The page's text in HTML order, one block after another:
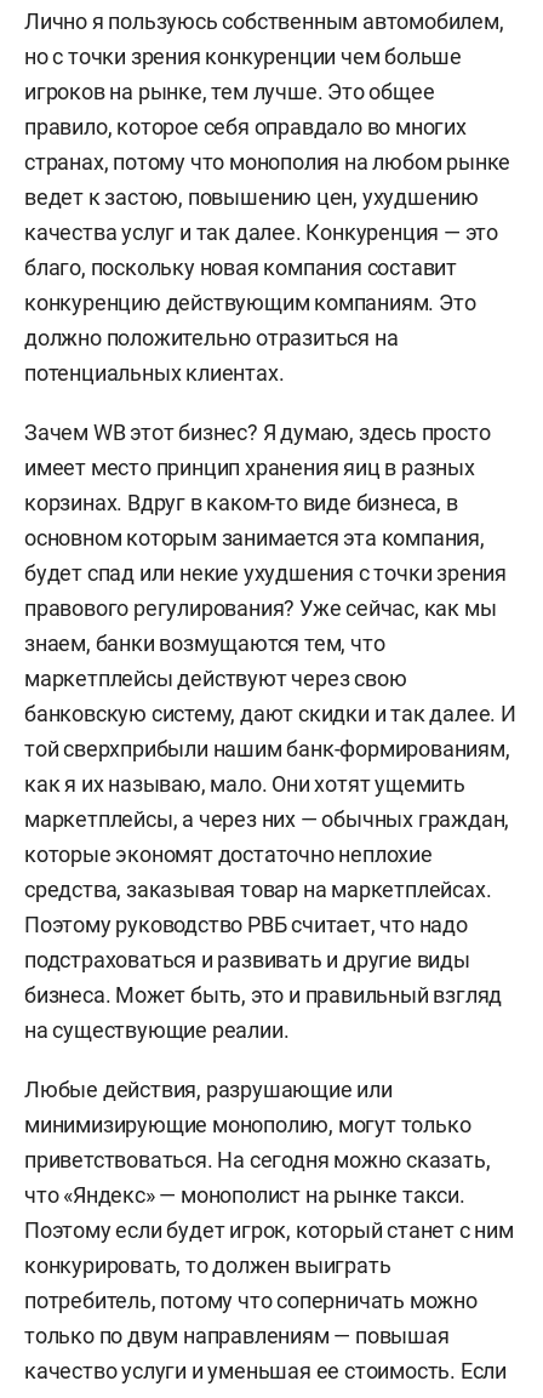
Лично я пользуюсь собственным автомобилем,
но с точки зрения конкуренции чем больше
игроков на рынке, тем лучше. Это общее
правило, которое себя оправдало во многих
странах, потому что монополия на любом рынке
ведет к застою, повышению цен, ухудшению
качества услуг и так далее. Конкуренция — это
благо, поскольку новая компания составит
конкуренцию действующим компаниям. Это
должно положительно отразиться на
потенциальных клиентах.
Зачем WB этот бизнес? Я думаю, здесь просто
имеет место принцип хранения яиц в разных
корзинах. Вдруг в каком-то виде бизнеса, в
основном которым занимается эта компания,
будет спад или некие ухудшения с точки зрения
правового регулирования? Уже сейчас, как мы
знаем, банки возмущаются тем, что
маркетплейсы действуют через свою
банковскую систему, дают скидки и так далее. И
той сверхприбыли нашим банк-формированиям,
как я их называю, мало. Они хотят ущемить
маркетплейсы, а через них — обычных граждан,
которые экономят достаточно неплохие
средства, заказывая товар на маркетплейсах.
Поэтому руководство РВБ считает, что надо
подстраховаться и развивать и другие виды
бизнеса. Может быть, это и правильный взгляд
на существующие реалии.
Любые действия, разрушающие или
минимизирующие монополию, могут только
приветствоваться. На сегодня можно сказать,
что «Яндекс» — монополист на рынке такси.
Поэтому если будет игрок, который станет с ним
конкурировать, то должен выиграть
потребитель, потому что соперничать можно
только по двум направлениям — повышая
качество услуги и уменьшая ее стоимость. Если